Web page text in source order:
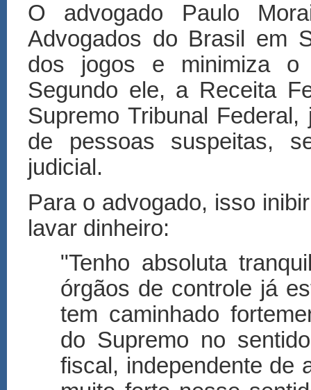
O advogado Paulo
Advogados do Brasil em
dos jogos e minimiza o
Segundo ele, a Receita
Supremo Tribunal
de pessoas suspeitas,
judicial.
Para o advogado, isso
lavar dinheiro:
"Tenho absoluta
órgãos de controle já
tem caminhado
do Supremo no
fiscal, independente de